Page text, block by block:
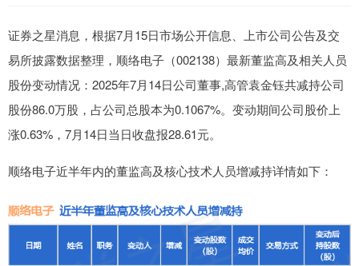
证券之星消息，根据7月15日市场公开信息、上市公司公告及交
易所披露数据整理，顺络电子（002138）最新董监高及相关人员
股份变动情况：2025年7月14日公司董事,高管袁金钰共减持公司
股份86.0万股，占公司总股本为0.1067%。变动期间公司股价上
涨0.63%，7月14日当日收盘报28.61元。
顺络电子近半年内的董监高及核心技术人员增减持详情如下：